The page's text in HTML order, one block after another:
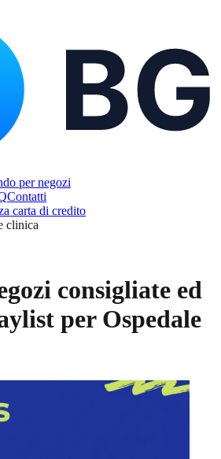
per negozi
Contatti
carta di credito
clinica
consigliate ed
per Ospedale